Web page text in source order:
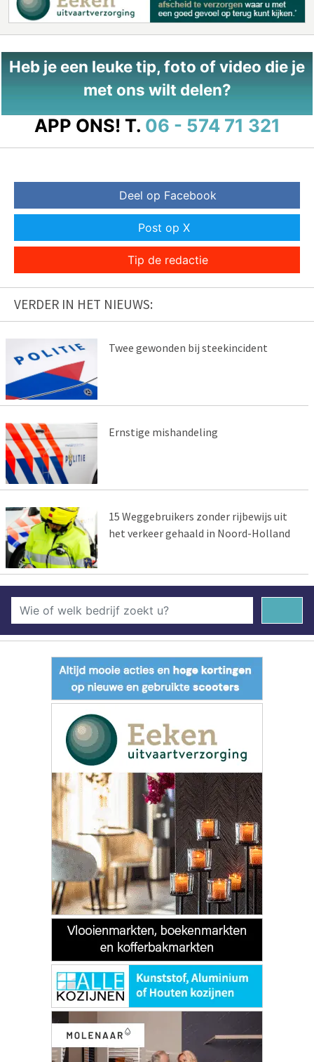
Heb je een leuke tip, foto of video die je
met ons wilt delen?
APP ONS! T. 06 - 574 71 321
Deel op Facebook
Post op X
Tip de redactie
VERDER IN HET NIEUWS:
Twee gewonden bij steekincident
Ernstige mishandeling
15 Weggebruikers zonder rijbewijs uit
het verkeer gehaald in Noord-Holland